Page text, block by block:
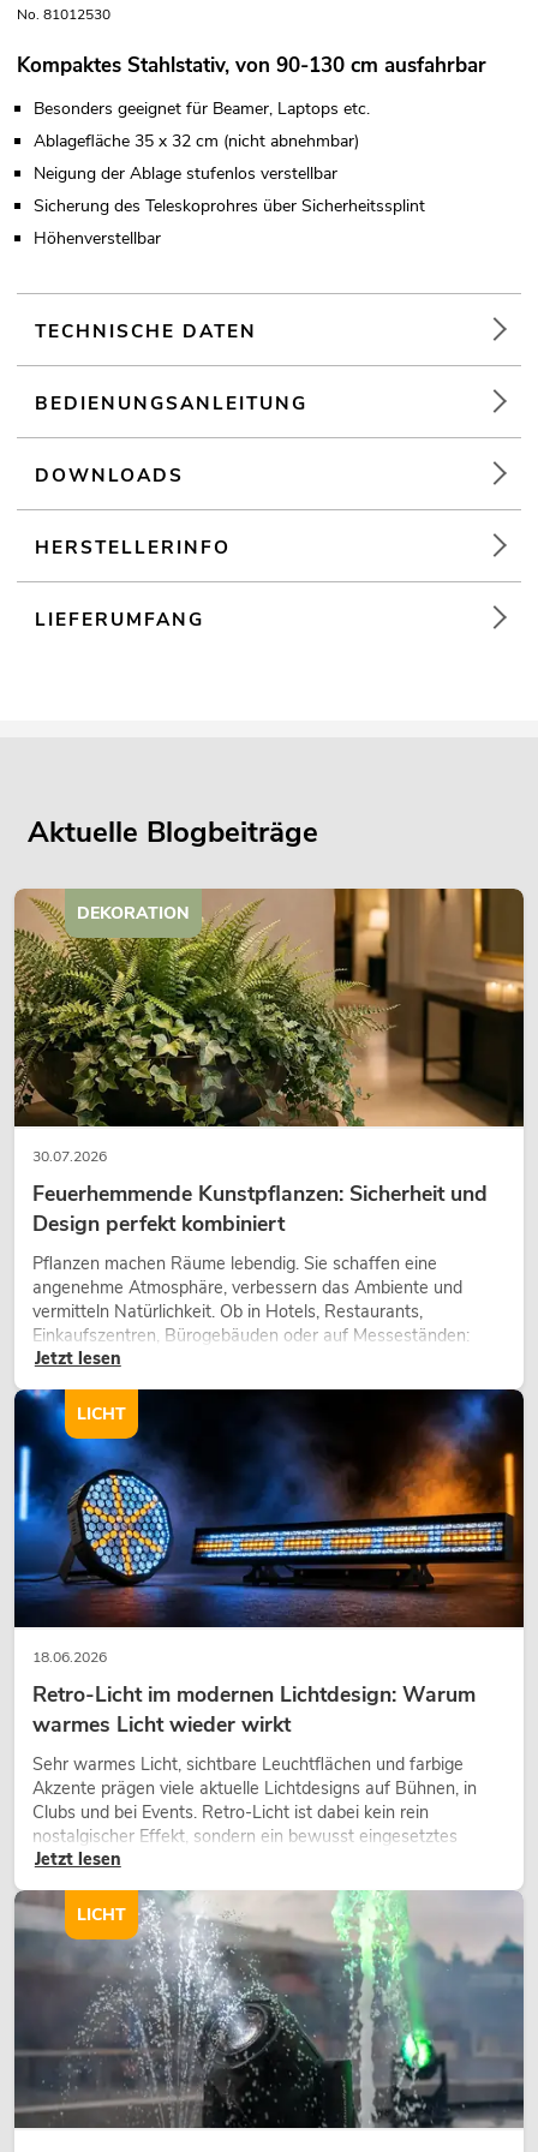
No. 81012530
Kompaktes Stahlstativ, von 90-130 cm ausfahrbar
Besonders geeignet für Beamer, Laptops etc.
Ablagefläche 35 x 32 cm (nicht abnehmbar)
Neigung der Ablage stufenlos verstellbar
Sicherung des Teleskoprohres über Sicherheitssplint
Höhenverstellbar
TECHNISCHE DATEN
BEDIENUNGSANLEITUNG
DOWNLOADS
HERSTELLERINFO
LIEFERUMFANG
Aktuelle Blogbeiträge
30.07.2026
Feuerhemmende Kunstpflanzen: Sicherheit und
Design perfekt kombiniert
Pflanzen machen Räume lebendig. Sie schaffen eine
angenehme Atmosphäre, verbessern das Ambiente und
vermitteln Natürlichkeit. Ob in Hotels, Restaurants,
Einkaufszentren, Bürogebäuden oder auf Messeständen:
eine hochwertige Begrünung gehört heute längst zum
modernen Raumkonzept.
Jetzt lesen
DEKORATION
18.06.2026
Retro-Licht im modernen Lichtdesign: Warum
warmes Licht wieder wirkt
Sehr warmes Licht, sichtbare Leuchtflächen und farbige
Akzente prägen viele aktuelle Lichtdesigns auf Bühnen, in
Clubs und bei Events. Retro-Licht ist dabei kein rein
nostalgischer Effekt, sondern ein bewusst eingesetztes
Gestaltungsmittel: Es schafft Atmosphäre, gibt Szenen
Charakter und kann technische LED-Setups emotionaler
wirken lassen.
Jetzt lesen
LICHT
LICHT